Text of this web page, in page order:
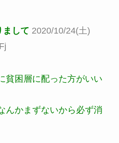
まして 2020/10/24(土)
貧困層に配った方がいい
んかまずないから必ず消